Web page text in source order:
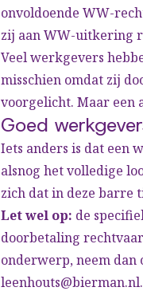
onvoldoende WW-
zij aan WW-uitkering
Veel werkgevers
misschien omdat zij
voorgelicht. Maar een
Goed
Iets anders is dat een
alsnog het volledige
zich dat in deze barre
Let wel op: de
doorbetaling
onderwerp, neem dan
leenhouts@bierman.nl.